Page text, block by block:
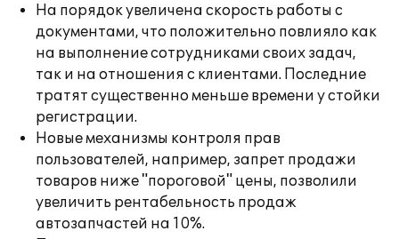
На порядок увеличена скорость работы с
документами, что положительно повлияло как
на выполнение сотрудниками своих задач,
так и на отношения с клиентами. Последние
тратят существенно меньше времени у стойки
регистрации.
Новые механизмы контроля прав
пользователей, например, запрет продажи
товаров ниже "пороговой" цены, позволили
увеличить рентабельность продаж
автозапчастей на 10%.